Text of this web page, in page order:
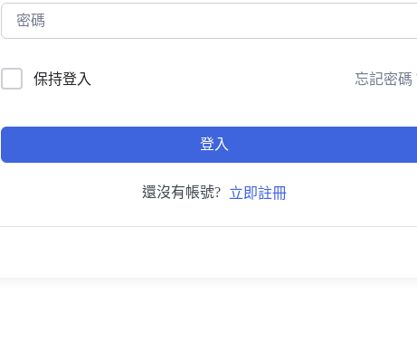
保持登入 忘記密碼
登入
還沒有帳號? 立即註冊